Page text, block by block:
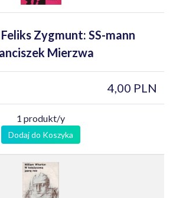
Zygmunt: SS-mann
Mierzwa
4,00 PLN
1 produkt/y
Dodaj do Koszyka